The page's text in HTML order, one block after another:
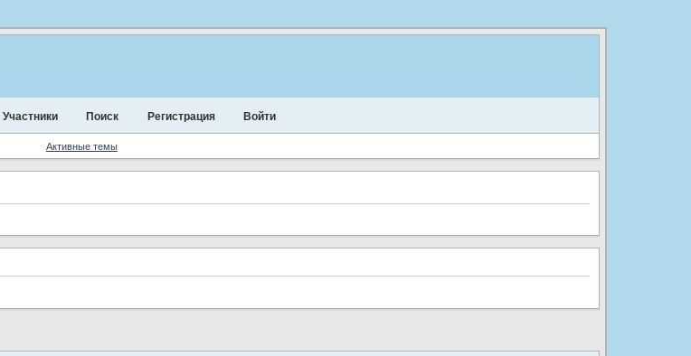
Участники Поиск Регистрация Войти
Активные темы